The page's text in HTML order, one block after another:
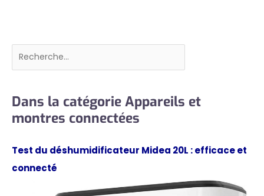
Rechercher
Dans la catégorie Appareils et
montres connectées
Test du déshumidificateur Midea 20L : efficace et
connecté